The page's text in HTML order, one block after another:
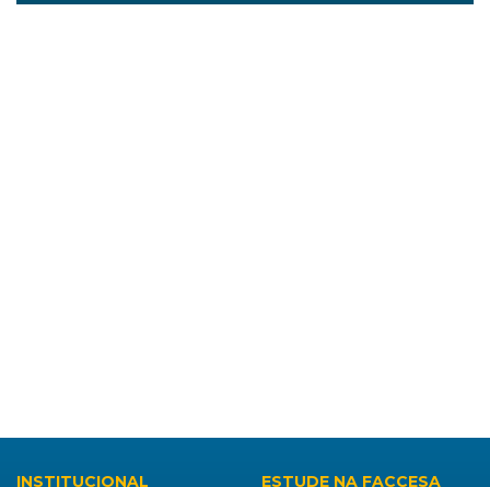
INSTITUCIONAL
ESTUDE NA FACCESA